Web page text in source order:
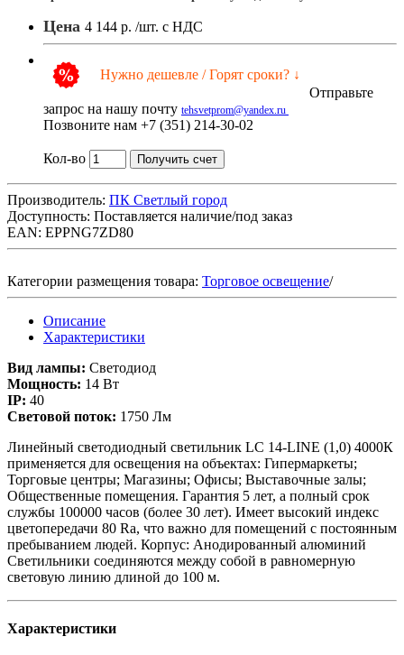
Цена 4 144 р. /шт. с НДС
Нужно дешевле / Горят сроки? ↓
Отправьте
запрос на нашу почту tehsvetprom@yandex.ru
Позвоните нам +7 (351) 214-30-02
Кол-во Получить счет
Производитель: ПК Светлый город
Доступность: Поставляется наличие/под заказ
EAN: EPPNG7ZD80
Категории размещения товара: Торговое освещение/
Описание
Характеристики
Вид лампы: Светодиод
Мощность: 14 Вт
IP: 40
Световой поток: 1750 Лм
Линейный светодиодный светильник LC 14-LINE (1,0) 4000К
применяется для освещения на объектах: Гипермаркеты;
Торговые центры; Магазины; Офисы; Выставочные залы;
Общественные помещения. Гарантия 5 лет, а полный срок
службы 100000 часов (более 30 лет). Имеет высокий индекс
цветопередачи 80 Ra, что важно для помещений с постоянным
пребыванием людей. Корпус: Анодированный алюминий
Светильники соединяются между собой в равномерную
световую линию длиной до 100 м.
Характеристики